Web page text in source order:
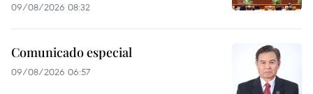
09/08/2026 08:32
Comunicado especial
09/08/2026 06:57